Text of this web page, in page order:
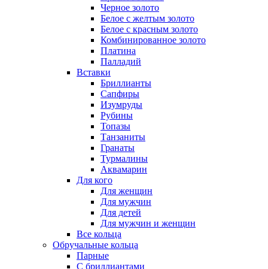
Черное золото
Белое с желтым золото
Белое с красным золото
Комбинированное золото
Платина
Палладий
Вставки
Бриллианты
Сапфиры
Изумруды
Рубины
Топазы
Танзаниты
Гранаты
Турмалины
Аквамарин
Для кого
Для женщин
Для мужчин
Для детей
Для мужчин и женщин
Все кольца
Обручальные кольца
Парные
С бриллиантами